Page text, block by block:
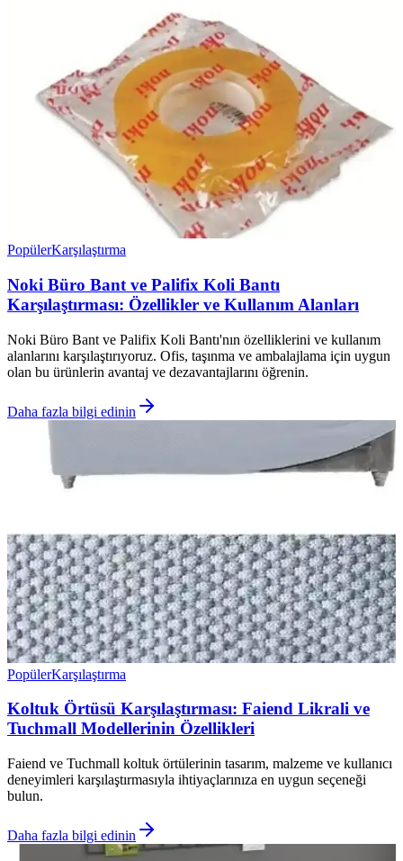
PopülerKarşılaştırma
Noki Büro Bant ve Palifix Koli Bantı
Karşılaştırması: Özellikler ve Kullanım Alanları
Noki Büro Bant ve Palifix Koli Bantı'nın özelliklerini ve kullanım
alanlarını karşılaştırıyoruz. Ofis, taşınma ve ambalajlama için uygun
olan bu ürünlerin avantaj ve dezavantajlarını öğrenin.
Daha fazla bilgi edinin
PopülerKarşılaştırma
Koltuk Örtüsü Karşılaştırması: Faiend Likrali ve
Tuchmall Modellerinin Özellikleri
Faiend ve Tuchmall koltuk örtülerinin tasarım, malzeme ve kullanıcı
deneyimleri karşılaştırmasıyla ihtiyaçlarınıza en uygun seçeneği
bulun.
Daha fazla bilgi edinin